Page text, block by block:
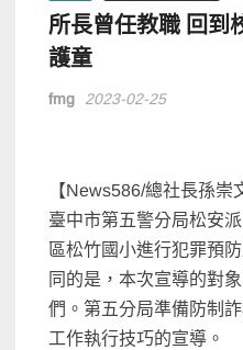
所長曾任教職 回到
護童
fmg 2023-02-25
【News586/總社長孫崇
臺中市第五警分局松安
區松竹國小進行犯罪預
同的是，本次宣導的對
們。第五分局準備防制
工作執行技巧的宣導。